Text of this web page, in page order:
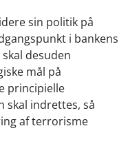
sin politik på
i bankens
desuden
mål på
principielle
skal indrettes, så
af terrorisme